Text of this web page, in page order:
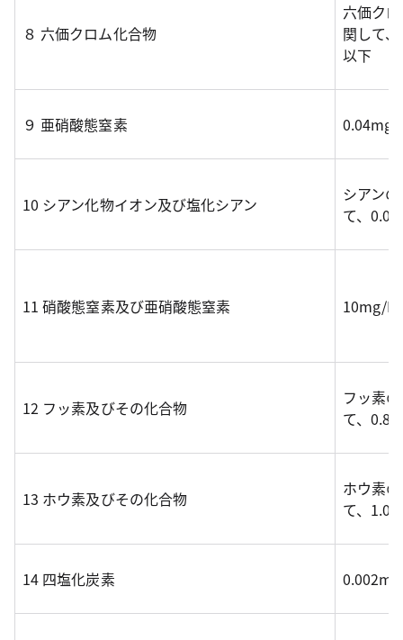
８ 六価クロム化合物
六価ク
関して
以下
９ 亜硝酸態窒素 0.04mg/
10 シアン化物イオン及び塩化シアン
シアン
て、
11 硝酸態窒素及び亜硝酸態窒素 10mg/L
12 フッ素及びその化合物
フッ素
て、
13 ホウ素及びその化合物
ホウ素
て、
14 四塩化炭素